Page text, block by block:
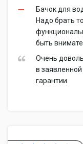
Бачок для
Надо брать
быть
Очень
в
гарантии.